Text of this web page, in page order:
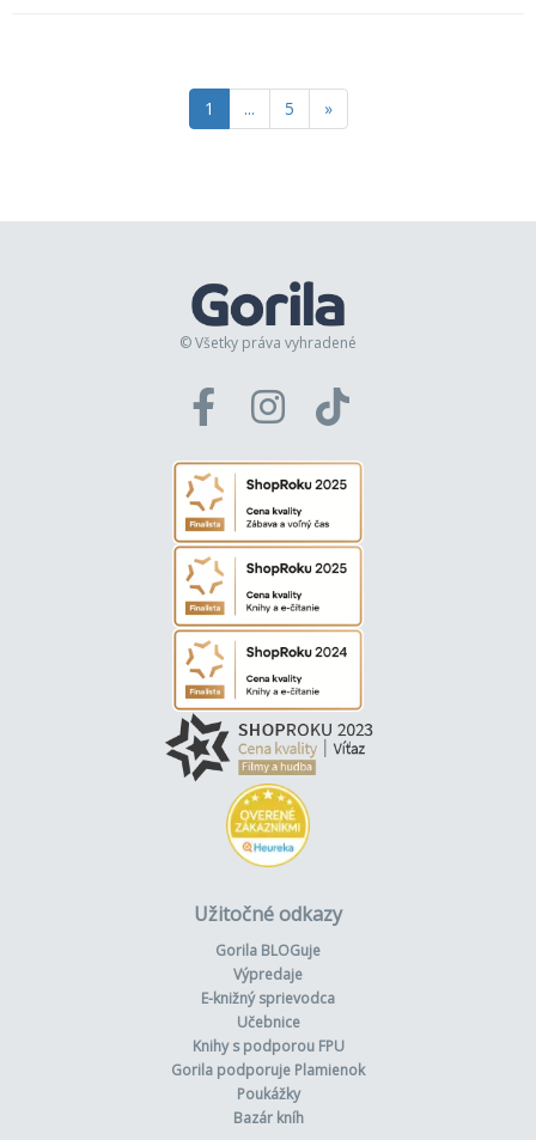
1 ... 5 »
© Všetky práva vyhradené
Užitočné odkazy
Gorila BLOGuje
Výpredaje
E-knižný sprievodca
Učebnice
Knihy s podporou FPU
Gorila podporuje Plamienok
Poukážky
Bazár kníh